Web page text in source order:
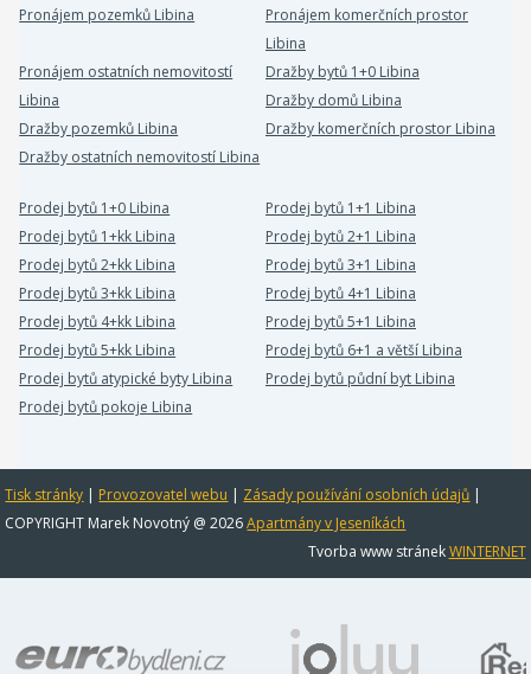
Pronájem pozemků Libina
Pronájem komerčních prostor
Libina
Pronájem ostatních nemovitostí
Libina
Dražby bytů 1+0 Libina
Dražby domů Libina
Dražby pozemků Libina
Dražby komerčních prostor Libina
Dražby ostatních nemovitostí Libina
Prodej bytů 1+0 Libina
Prodej bytů 1+1 Libina
Prodej bytů 1+kk Libina
Prodej bytů 2+1 Libina
Prodej bytů 2+kk Libina
Prodej bytů 3+1 Libina
Prodej bytů 3+kk Libina
Prodej bytů 4+1 Libina
Prodej bytů 4+kk Libina
Prodej bytů 5+1 Libina
Prodej bytů 5+kk Libina
Prodej bytů 6+1 a větší Libina
Prodej bytů atypické byty Libina
Prodej bytů půdní byt Libina
Prodej bytů pokoje Libina
Tisk stránky | Provozovatel webu | Zásady používání osobních údajů |
COPYRIGHT Marek Novotný @ 2026Apartmány v Jeseníkách
Tvorba www stránekWINTERNET